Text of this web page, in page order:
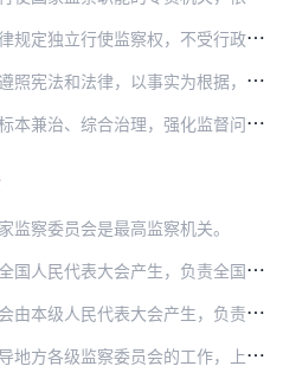
使监察权，不受行政机关、社会团体和个人的干涉。
；在适用法律上一律平等，保障当事人的合法权益；权责对等，严格监督；惩戒与教育相结合，宽严相济。
败；深化改革、健全法治，有效制约和监督权力；加强法治教育和道德教育，弘扬中华优秀传统文化，构建不敢腐…
监察委员会是最高监察机关。
民代表大会产生，负责全国监察工作。
代表大会产生，负责本行政区域内的监察工作。
员会的工作，上级监察委员会领导下级监察委员会的工作。